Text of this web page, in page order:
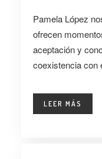
Pamela López
ofrecen
aceptación y
coexistencia con
LEER MÁS